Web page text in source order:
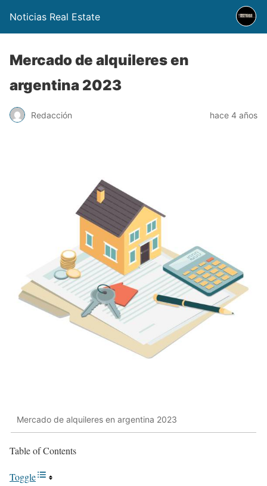
Noticias Real Estate
Mercado de alquileres en
argentina 2023
Redacción hace 4 años
Mercado de alquileres en argentina 2023
Table of Contents
Toggle